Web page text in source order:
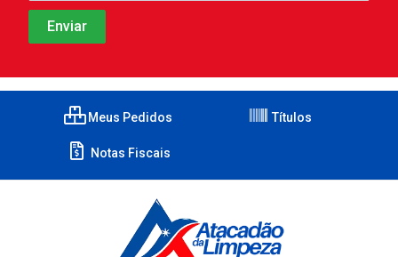
Meus Pedidos Títulos
Notas Fiscais